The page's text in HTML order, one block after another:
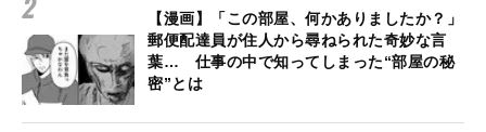
【漫画】「この部屋、何かありましたか？」
郵便配達員が住人から尋ねられた奇妙な言
葉… 仕事の中で知ってしまった“部屋の秘
密”とは